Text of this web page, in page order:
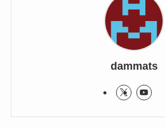
dammats